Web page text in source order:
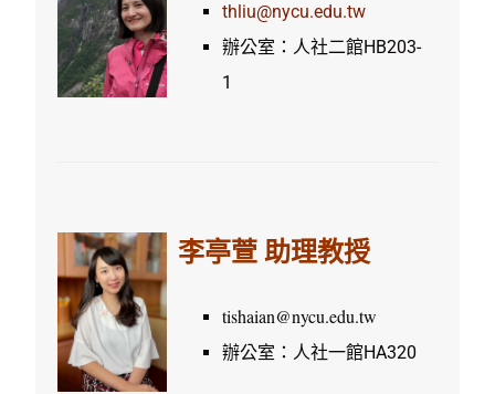
thliu@nycu.edu.tw
辦公室：人社二館HB203-
1
李亭萱 助理教授
tishaian@nycu.edu.tw
辦公室：人社一館HA320